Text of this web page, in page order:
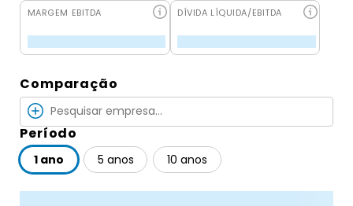
MARGEM EBITDA DÍVIDA LÍQUIDA/EBITDA
Comparação
Período
1 ano 5 anos 10 anos